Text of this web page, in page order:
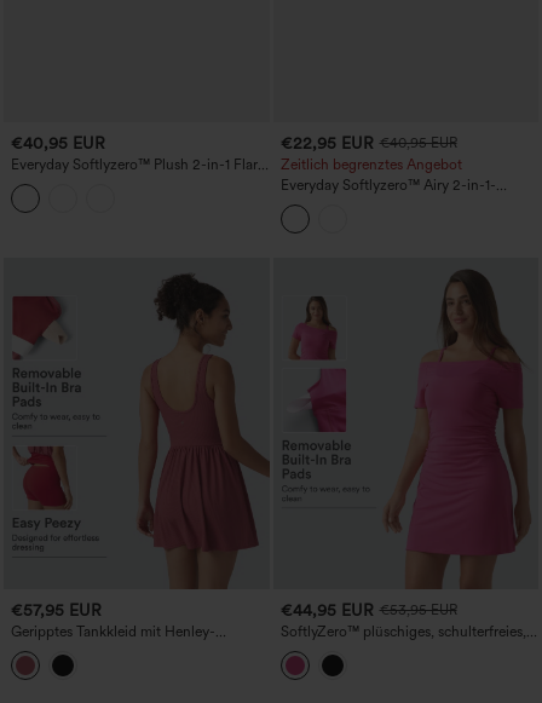
€40,95 EUR
Everyday Softlyzero™ Plush 2-in-1 Flare
Aktivitätskleid in Übergröße – Wannabe
– längere Länge und verstellbare Träger
€22,95 EUR €40,95 EUR
Zeitlich begrenztes Angebot
Everyday Softlyzero™ Airy 2-in-1-
Aktivitätskleid-Showstopper-UPF50+
€57,95 EUR
Geripptes Tankkleid mit Henley-
Ausschnitt und integriertem BH – 2‑in‑1
Mini-Tennis-Active-Design mit Taschen
(Easy Peezy Edition)
€44,95 EUR €53,95 EUR
SoftlyZero™ plüschiges, schulterfreies,
gerafftes 2-in-1 Mini-Yoga-Active-Kleid
mit integriertem BH und Taschen -
kinderleicht